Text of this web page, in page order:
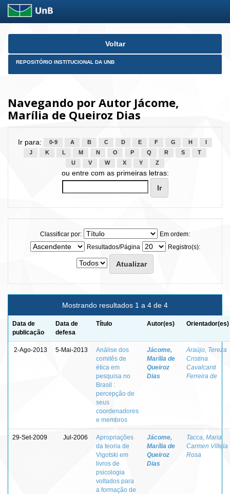
Skip
Voltar
REPOSITÓRIO INSTITUCIONAL DA UNB
Navegando por Autor Jácome,
Marília de Queiroz Dias
Ir para: 0-9 A B C D E F G H
J
K L M N O P Q R S
T
U
V W X Y Z
ou entre com as primeiras letras:
Classificar por:
Em ordem:
Resultados/Página
Registro(s):
Mostrando resultados 1 a 4 de 4
Data de
publicação
Data de
defesa
Título Autor(es) Orientador(es)
2-Ago-2013 5-Mai-2013
Análise dos
comitês de
ética em
pesquisa no
Brasil :
percepção de
seus
coordenadores
e membros
Jácome,
Marília de
Queiroz
Dias
Araújo, Tereza
Cristina
Cavalcanti
Ferreira de
29-Set-2009 Jul-2006
Apropriações
da teoria de
Vigotski em
livros de
psicologia
voltados para
a formação de
Jácome,
Marília de
Queiroz
Dias
Tacca, Maria
Carmen Villela
Rosa